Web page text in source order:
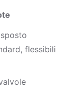
flessibili